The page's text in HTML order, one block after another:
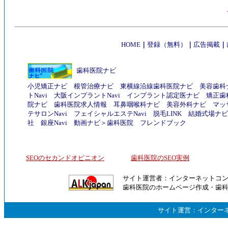
HOME｜ 登録（無料） 広告掲載｜
歯科医院ナビ
小児矯正ナビ 根管治療ナビ 東横線沿線歯科医院ナビ
美容歯科
トNavi
大阪インプラントNavi インプラント認定医ナビ
矯正歯
院ナビ
歯科医院求人情報 耳鼻咽喉科ナビ 美容外科ナビ
マッ
テサロンNavi
フェイシャルエステNavi 脱毛LINK
結婚式場ナビ
社
銀座Navi 動画ナビ ＞ 歯科医院 フレンドブック
SEOのセカンドオピニオン 歯科医院のSEO実例
サイト運営者： インターネットコ
歯科医院のホームページ作成 ・ 歯
サイト運営： インター